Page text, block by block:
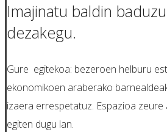
Imajinatu baldin
dezakegu.
Gure egitekoa: bezeroen helburu
ekonomikoen araberako
izaera errespetatuz. Espazioa
egiten dugu lan.